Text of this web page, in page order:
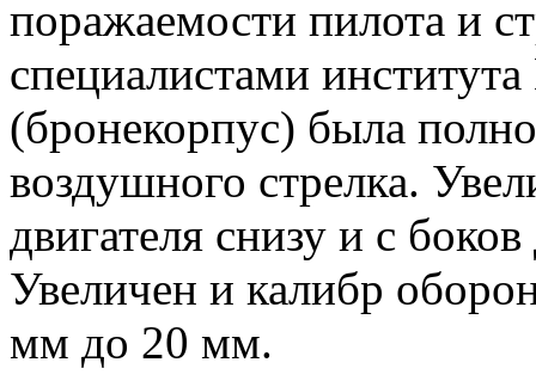
поражаемости пилота и
специалистами
(бронекорпус) была
воздушного стрелка.
двигателя снизу и с
Увеличен и калибр
мм до 20 мм.